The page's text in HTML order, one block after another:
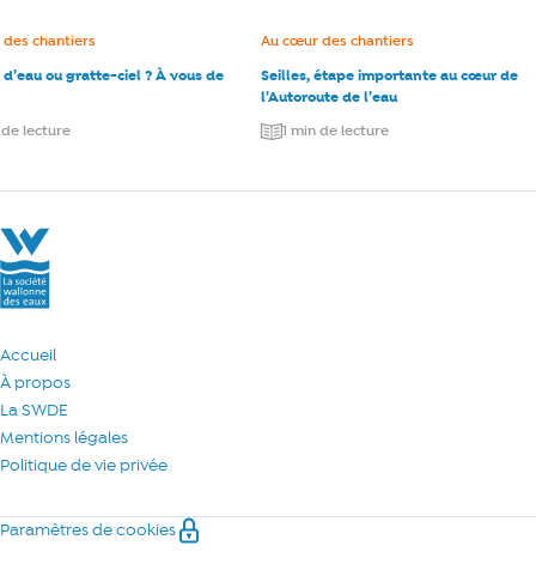
d’eau ou gratte-ciel ? À vous de
: chantiers
de lecture
Seilles, étape importante au cœur de
l’Autoroute de l’eau
Catégorie :
Au cœur des chantiers
1 min de lecture
La Société Wallonne des Eaux
Accueil
À propos
La SWDE
Mentions légales
Politique de vie privée
Paramètres de cookies